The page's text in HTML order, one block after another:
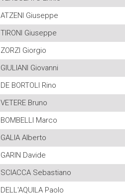
ATZENI Giuseppe
TIRONI Giuseppe
ZORZI Giorgio
GIULIANI Giovanni
DE BORTOLI Rino
VETERE Bruno
BOMBELLI Marco
GALIA Alberto
GARIN Davide
SCIACCA Sebastiano
DELL'AQUILA Paolo